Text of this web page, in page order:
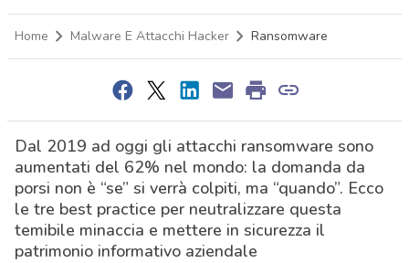
Home Malware E Attacchi Hacker Ransomware
Dal 2019 ad oggi gli attacchi ransomware sono
aumentati del 62% nel mondo: la domanda da
porsi non è “se” si verrà colpiti, ma “quando”. Ecco
le tre best practice per neutralizzare questa
temibile minaccia e mettere in sicurezza il
patrimonio informativo aziendale